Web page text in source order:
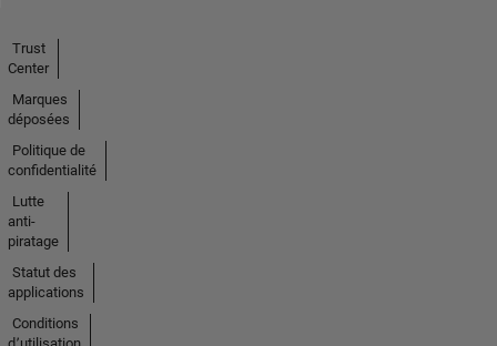
Trust
Center
Marques
déposées
Politique de
confidentialité
Lutte
anti-
piratage
Statut des
applications
Conditions